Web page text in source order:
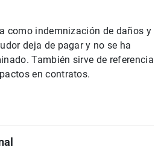
como indemnización de daños y
deja de pagar y no se ha
También sirve de referencia
en contratos.